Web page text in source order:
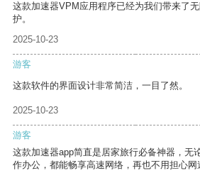
这款加速器VPM应用程序已经为我们带来了
护。
2025-10-23
游客
这款软件的界面设计非常简洁，一目了然。
2025-10-23
游客
这款加速器app简直是居家旅行必备神器，无
作办公，都能畅享高速网络，再也不用担心网